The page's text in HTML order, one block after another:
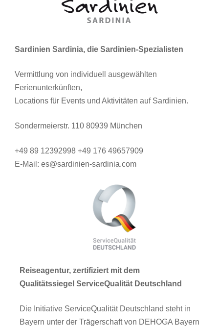
Sardinien Sardinia, die Sardinien-Spezialisten
Vermittlung von individuell ausgewählten
Ferienunterkünften,
Locations für Events und Aktivitäten auf Sardinien.
Sondermeierstr. 110 80939 München
+49 89 12392998 +49 176 49657909
E-Mail: es@sardinien-sardinia.com
Reiseagentur, zertifiziert mit dem
Qualitätssiegel ServiceQualität Deutschland
Die Initiative ServiceQualität Deutschland steht in
Bayern unter der Trägerschaft von DEHOGA Bayern